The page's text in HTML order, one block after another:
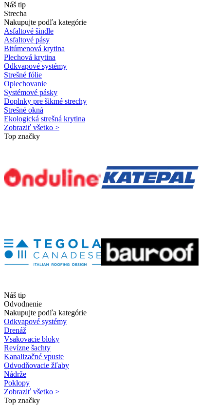
Náš tip
Strecha
Nakupujte podľa kategórie
Asfaltové šindle
Asfaltové pásy
Bitúmenová krytina
Plechová krytina
Odkvapové systémy
Strešné fólie
Oplechovanie
Systémové pásky
Doplnky pre šikmé strechy
Strešné okná
Ekologická strešná krytina
Zobraziť všetko >
Top značky
Náš tip
Odvodnenie
Nakupujte podľa kategórie
Odkvapové systémy
Drenáž
Vsakovacie bloky
Revízne šachty
Kanalizačné vpuste
Odvodňovacie žľaby
Nádrže
Poklopy
Zobraziť všetko >
Top značky